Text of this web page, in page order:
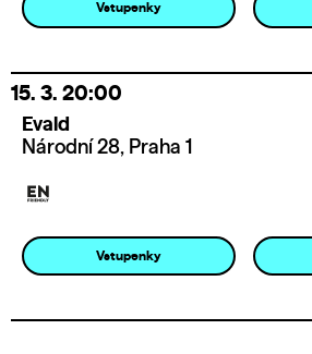
Vstupenky
15. 3. 20:00
Evald
Národní 28, Praha 1
Vstupenky